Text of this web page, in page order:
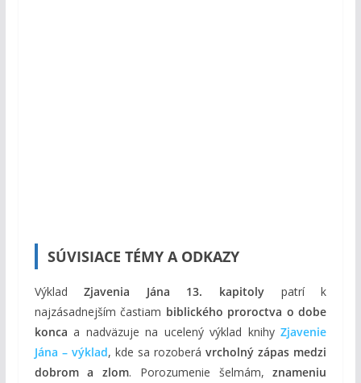
SÚVISIACE TÉMY A ODKAZY
VýkladZjavenia Jána 13. kapitoly patrí k
najzásadnejším častiam biblického proroctva o dobe
konca a nadväzuje na ucelený výklad knihyZjavenie
Jána – výklad, kde sa rozoberávrcholný zápas medzi
dobrom a zlom. Porozumenie šelmám,znameniu